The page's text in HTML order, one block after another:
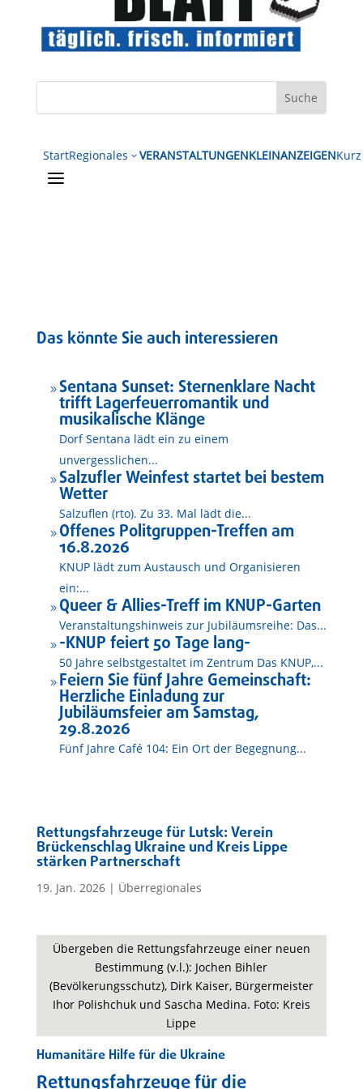
StartRegionales 3 VERANSTALTUNGENKLEINANZEIGEN
a
Das könnte Sie auch interessieren
9 Sentana Sunset: Sternenklare Nacht
trifft Lagerfeuerromantik und
musikalische Klänge
Dorf Sentana lädt ein zu einem
unvergesslichen...
9 Salzufler Weinfest startet bei bestem
Wetter
Salzuflen (rto). Zu 33. Mal lädt die...
9 Offenes Politgruppen-Treffen am
16.8.2026
KNUP lädt zum Austausch und Organisieren
ein:...
9 Queer & Allies-Treff im KNUP-Garten
Veranstaltungshinweis zur Jubiläumsreihe: Das...
9 -KNUP feiert 50 Tage lang-
50 Jahre selbstgestaltet im Zentrum Das KNUP,...
9 Feiern Sie fünf Jahre Gemeinschaft:
Herzliche Einladung zur
Jubiläumsfeier am Samstag,
29.8.2026
Fünf Jahre Café 104: Ein Ort der Begegnung...
Rettungsfahrzeuge für Lutsk: Verein
Brückenschlag Ukraine und Kreis Lippe
stärken Partnerschaft
19. Jan. 2026| Überregionales
Übergeben die Rettungsfahrzeuge einer neuen
Bestimmung (v.l.): Jochen Bihler
(Bevölkerungsschutz), Dirk Kaiser, Bürgermeister
Ihor Polishchuk und Sascha Medina. Foto: Kreis
Lippe
Humanitäre Hilfe für die Ukraine